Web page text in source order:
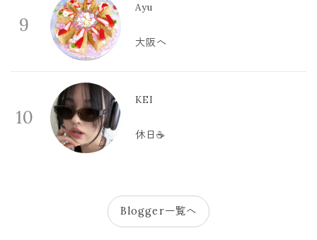
9
Ayu
大阪へ
10
KEI
休日☕️
Blogger一覧へ